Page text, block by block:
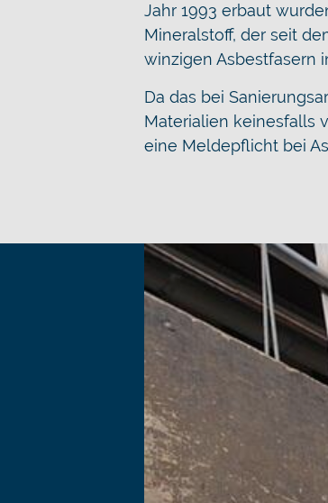
Jahr 1993 erbaut
Mineralstoff, der seit
winzigen Asbestfasern
Da das bei
Materialien keinesfalls
eine Meldepflicht bei